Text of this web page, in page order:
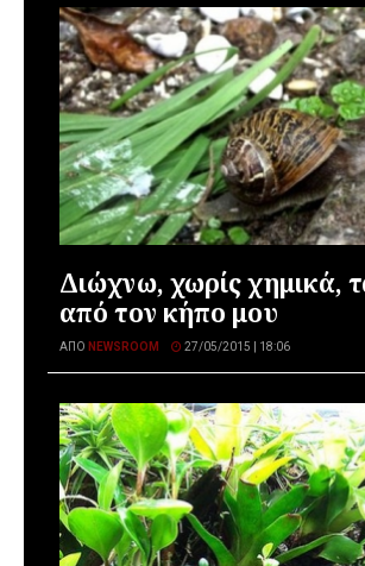
Διώχνω, χωρίς χημικά,
από τον κήπο μου
ΑΠΌ NEWSROOM 27/05/2015 | 18:06